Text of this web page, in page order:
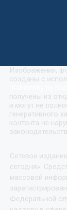
Изображения,
созданы с
получены из
и могут не
генеративного
контента не
Сетевое
сегодня».
массовой
Федеральной